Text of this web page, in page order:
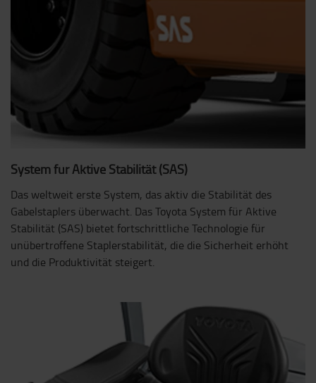
System für Aktive Stabilität (SAS)
Das weltweit erste System, das aktiv die Stabilität des
Gabelstaplers überwacht. Das Toyota System für Aktive
Stabilität (SAS) bietet fortschrittliche Technologie für
unübertroffene Staplerstabilität, die die Sicherheit erhöht
und die Produktivität steigert.